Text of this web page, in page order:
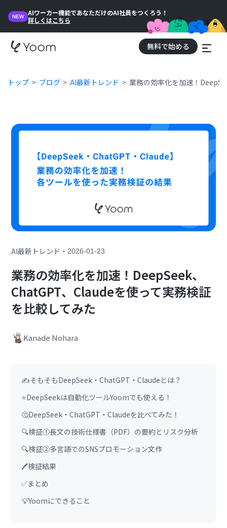
NEW
AIワーカー機能であなただけのAI社員をつくろう！
詳しくはこちら
無料で始める
トップ ブログ AI最新トレンド 業務の効率化を加速！
AI最新トレンド ・2026-01-23
業務の効率化を加速！DeepSeek、
ChatGPT、Claudeを使って実務検証
を比較してみた
Kanade Nohara
✍️そもそもDeepSeek・ChatGPT・Claudeとは？
⭐DeepSeekは自動化ツールYoomでも使える！
🤔DeepSeek・ChatGPT・Claudeを比べてみた！
🔍検証①長文の技術仕様書（PDF）の要約とリスク分析
🔍検証②多言語でのSNSプロモーション文作
🖊️検証結果
✅まとめ
💡Yoomにできること